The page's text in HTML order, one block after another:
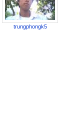
trungphongk5